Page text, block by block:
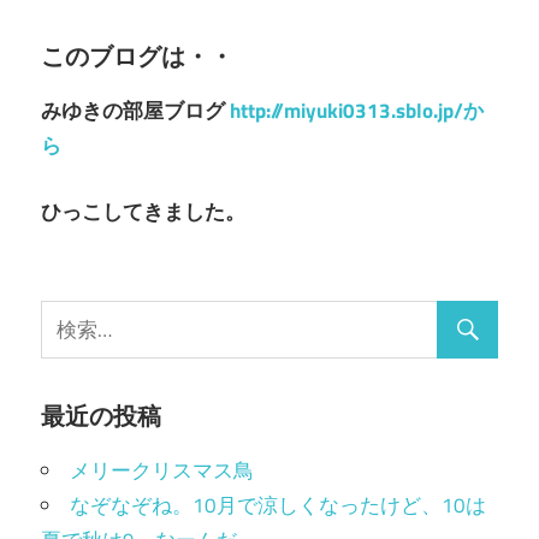
このブログは・・
みゆきの部屋ブログhttp://miyuki0313.sblo.jp/か
ら
ひっこしてきました。
最近の投稿
メリークリスマス鳥
なぞなぞね。10月で涼しくなったけど、10は